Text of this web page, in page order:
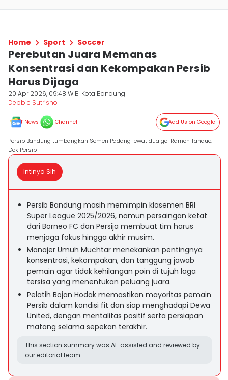
Home Sport Soccer
Perebutan Juara Memanas
Konsentrasi dan Kekompakan Persib
Harus Dijaga
20 Apr 2026, 09:48 WIB Kota Bandung
Debbie Sutrisno
News Channel Add Us on Google
Persib Bandung tumbangkan Semen Padang lewat dua gol Ramon Tanque.
Dok Persib
Intinya Sih
Persib Bandung masih memimpin klasemen BRI
Super League 2025/2026, namun persaingan ketat
dari Borneo FC dan Persija membuat tim harus
menjaga fokus hingga akhir musim.
Manajer Umuh Muchtar menekankan pentingnya
konsentrasi, kekompakan, dan tanggung jawab
pemain agar tidak kehilangan poin di tujuh laga
tersisa yang menentukan peluang juara.
Pelatih Bojan Hodak memastikan mayoritas pemain
Persib dalam kondisi fit dan siap menghadapi Dewa
United, dengan mentalitas positif serta persiapan
matang selama sepekan terakhir.
This section summary was AI-assisted and reviewed by
our editorial team.